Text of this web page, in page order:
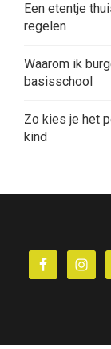
Een etentje
regelen
Waarom ik
basisschool
Zo kies je het
kind